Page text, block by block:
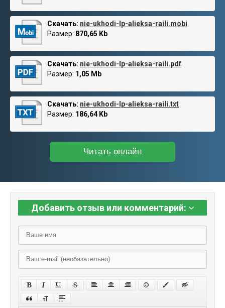
Скачать: nie-ukhodi-lp-alieksa-raili.mobi
Размер: 870,65 Kb
Скачать: nie-ukhodi-lp-alieksa-raili.pdf
Размер: 1,05 Mb
Скачать: nie-ukhodi-lp-alieksa-raili.txt
Размер: 186,64 Kb
Читать онлайн
Добавить отзыв или комментарий: